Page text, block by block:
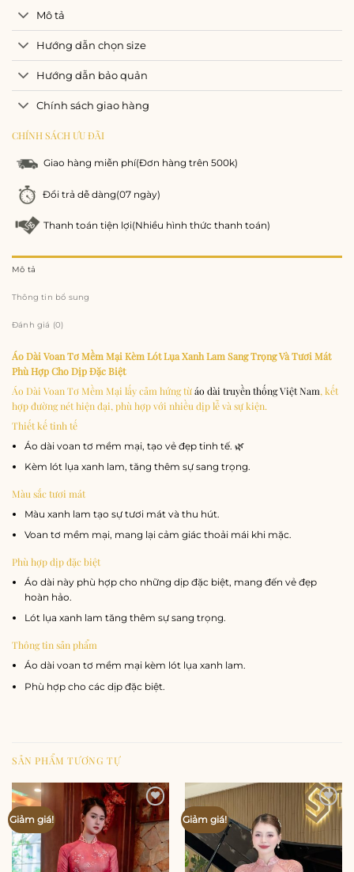
Mô tả
Hướng dẫn chọn size
Hướng dẫn bảo quản
Chính sách giao hàng
CHÍNH SÁCH ƯU ĐÃI
Giao hàng miễn phí(Đơn hàng trên 500k)
Đổi trả dễ dàng(07 ngày)
Thanh toán tiện lợi(Nhiều hình thức thanh toán)
Mô tả
Thông tin bổ sung
Đánh giá (0)
Áo Dài Voan Tơ Mềm Mại Kèm Lót Lụa Xanh Lam Sang Trọng Và Tươi Mát
Phù Hợp Cho Dịp Đặc Biệt
Áo Dài Voan Tơ Mềm Mại lấy cảm hứng từáo dài truyền thống Việt Nam, kết
hợp đường nét hiện đại, phù hợp với nhiều dịp lễ và sự kiện.
Thiết kế tinh tế
Áo dài voan tơ mềm mại, tạo vẻ đẹp tinh tế. 🌿
Kèm lót lụa xanh lam, tăng thêm sự sang trọng.
Màu sắc tươi mát
Màu xanh lam tạo sự tươi mát và thu hút.
Voan tơ mềm mại, mang lại cảm giác thoải mái khi mặc.
Phù hợp dịp đặc biệt
Áo dài này phù hợp cho những dịp đặc biệt, mang đến vẻ đẹp
hoàn hảo.
Lót lụa xanh lam tăng thêm sự sang trọng.
Thông tin sản phẩm
Áo dài voan tơ mềm mại kèm lót lụa xanh lam.
Phù hợp cho các dịp đặc biệt.
SẢN PHẨM TƯƠNG TỰ
Giảm giá!
Add to
wishlist
Giảm giá!
Add to
wishlist